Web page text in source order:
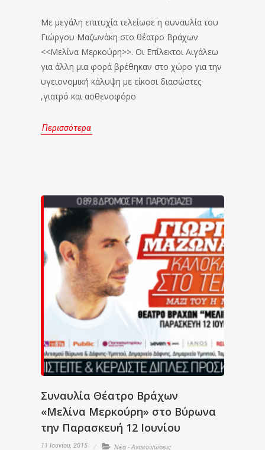
Με μεγάλη επιτυχία τελείωσε η συναυλία του
Γιώργου Μαζωνάκη στο θέατρο Βράχων
<<Μελίνα Μερκούρη>>. Οι Επίλεκτοι Αιγάλεω
για άλλη μια φορά βρέθηκαν στο χώρο για την
υγειονομική κάλυψη με είκοσι διασώστες
,γιατρό και ασθενοφόρο
Περισσότερα
Συναυλία Θέατρο Βράχων
«Μελίνα Μερκούρη» στο Βύρωνα
την Παρασκευή 12 Ιουνίου
11 Ιουνίου, 2015 Νέα - Ανακοινώσεις